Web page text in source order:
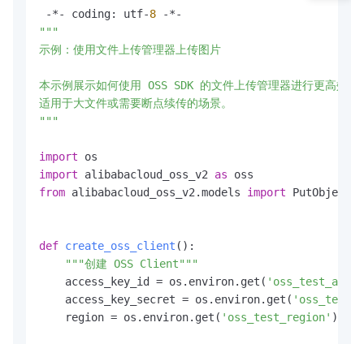
-*- coding: utf-8
"""
示例：使用文件上传管理器上传图片
本示例展示如何使用 OSS SDK 的文件上传管理器进行更高效的
适用于大文件或需要断点续传的场景。
"""
import
import alibabacloud_oss_v2 as
from alibabacloud_oss_v2.models import
def create_oss_client ():
"""创建 OSS Client"""
    access_key_id = os.environ.get(
    access_key_secret = os.environ.get(
    region = os.environ.get(
'oss_test_region' )